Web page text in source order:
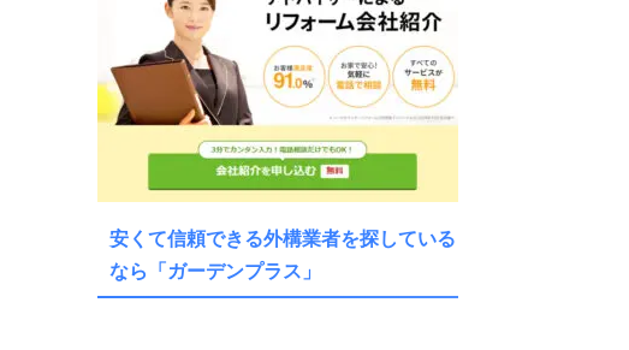
安くて信頼できる外構業者を探している
なら「ガーデンプラス」